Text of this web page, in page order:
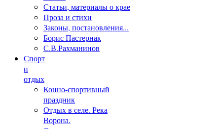
Статьи, материалы о крае
Проза и стихи
Законы, постановления...
Борис Пастернак
С.В.Рахманинов
Спорт
и
отдых
Конно-спортивный
праздник
Отдых в селе. Река
Ворона.